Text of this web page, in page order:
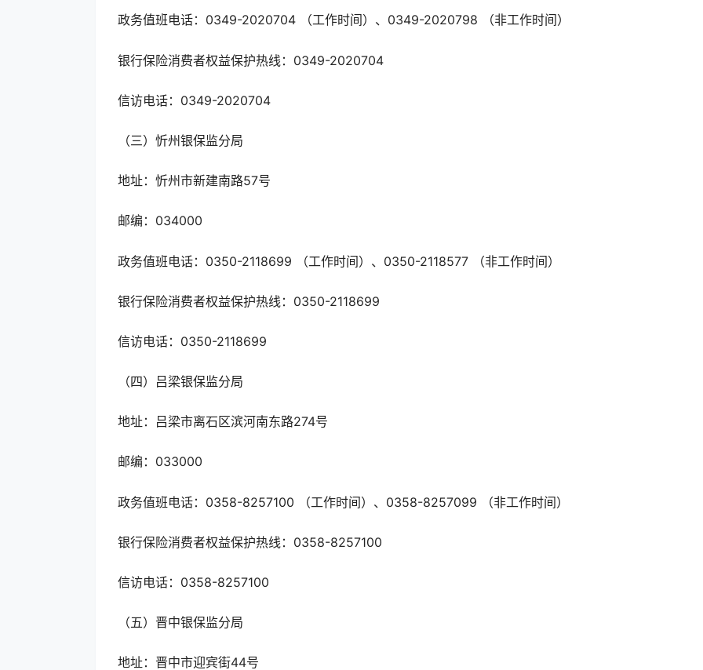
政务值班电话：0349-2020704 （工作时间）、0349-2020798 （非工作时间）
银行保险消费者权益保护热线：0349-2020704
信访电话：0349-2020704
（三）忻州银保监分局
地址：忻州市新建南路57号
邮编：034000
政务值班电话：0350-2118699 （工作时间）、0350-2118577 （非工作时间）
银行保险消费者权益保护热线：0350-2118699
信访电话：0350-2118699
（四）吕梁银保监分局
地址：吕梁市离石区滨河南东路274号
邮编：033000
政务值班电话：0358-8257100 （工作时间）、0358-8257099 （非工作时间）
银行保险消费者权益保护热线：0358-8257100
信访电话：0358-8257100
（五）晋中银保监分局
地址：晋中市迎宾街44号